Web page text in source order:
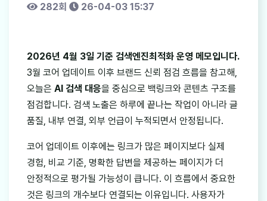
282회
26-04-03 15:37
2026년 4월 3일 기준 검색엔진최적화 운영 메모입니다.
3월 코어 업데이트 이후 브랜드 신뢰 점검 흐름을 참고해,
오늘은 AI 검색 대응을 중심으로 백링크와 콘텐츠 구조를
점검합니다. 검색 노출은 하루에 끝나는 작업이 아니라 글
품질, 내부 연결, 외부 언급이 누적되면서 안정됩니다.
코어 업데이트 이후에는 링크가 많은 페이지보다 실제
경험, 비교 기준, 명확한 답변을 제공하는 페이지가 더
안정적으로 평가될 가능성이 큽니다. 이 흐름에서 중요한
것은 링크의 개수보다 연결되는 이유입니다. 사용자가